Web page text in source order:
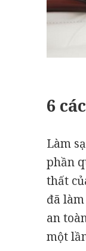
6
Làm
phần
thất
đã
an
một